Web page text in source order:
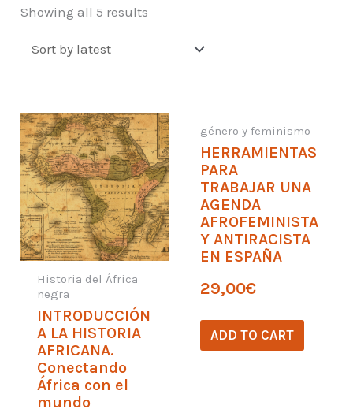
Showing all 5 results
Historia del África
negra
INTRODUCCIÓN
A LA HISTORIA
AFRICANA.
Conectando
África con el
mundo
género y feminismo
HERRAMIENTAS
PARA
TRABAJAR UNA
AGENDA
AFROFEMINISTA
Y ANTIRACISTA
EN ESPAÑA
29,00€
ADD TO CART